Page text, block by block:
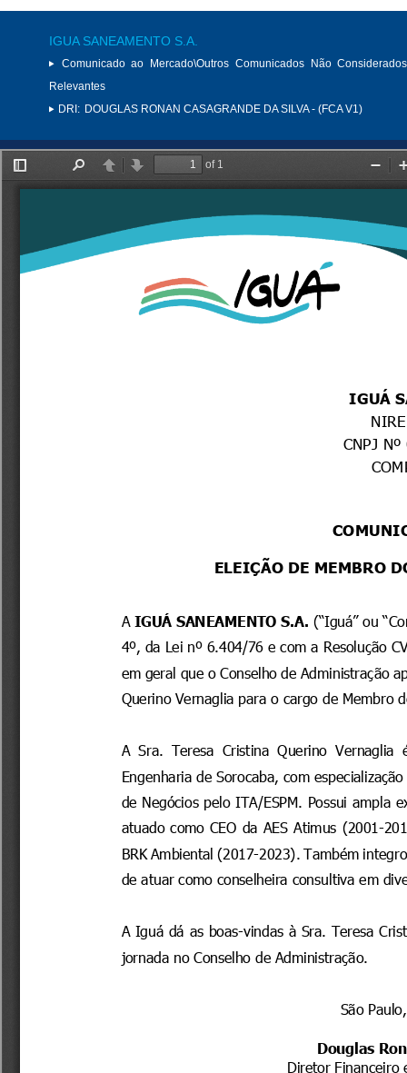
IGUA SANEAMENTO S.A.
Comunicado ao Mercado\Outros Comunicados Não
Relevantes
DRI: DOUGLAS RONAN CASAGRANDE DA SILVA - (FCA V1)